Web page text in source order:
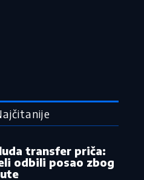
transfer priča:
odbili posao zbog